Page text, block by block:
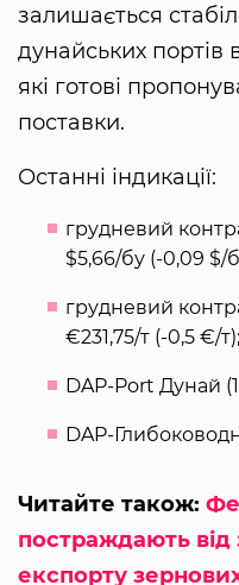
залишається
дунайських портів
які готові
поставки.
Останні індикації:
грудневий
$5,66/бу (-0,09 $/
грудневий
€231,75/т (-0,5 €/т);
DAP-Port Дунай
DAP-
Читайте також:
постраждають від
експорту